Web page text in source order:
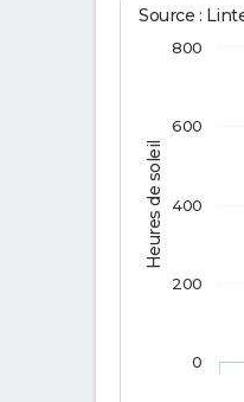
Heures de soleil
Source :
0
200
400
600
800